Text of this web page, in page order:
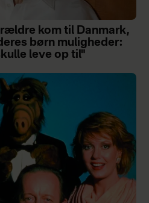
kom til Danmark,
børn muligheder:
leve op til"